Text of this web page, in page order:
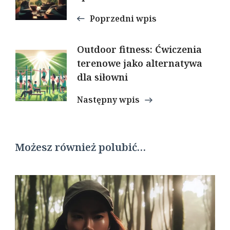
Poprzedni wpis
Outdoor fitness: Ćwiczenia
terenowe jako alternatywa
dla siłowni
Następny wpis
Możesz również polubić…